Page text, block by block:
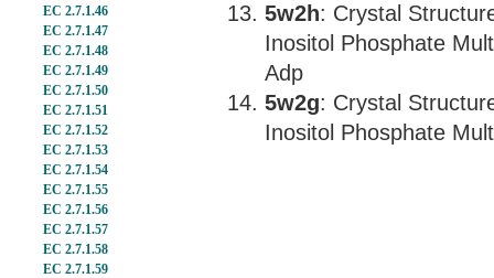
EC 2.7.1.46
EC 2.7.1.47
EC 2.7.1.48
EC 2.7.1.49
EC 2.7.1.50
EC 2.7.1.51
EC 2.7.1.52
EC 2.7.1.53
EC 2.7.1.54
EC 2.7.1.55
EC 2.7.1.56
EC 2.7.1.57
EC 2.7.1.58
EC 2.7.1.59
5w2h: Crystal
Inositol Phosphate
Adp
5w2g: Crystal
Inositol Phosphate